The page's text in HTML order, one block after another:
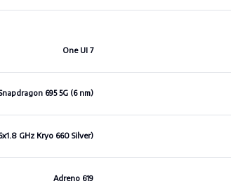
One UI 7
695 5G (6 nm)
GHz Kryo 660 Silver)
Adreno 619